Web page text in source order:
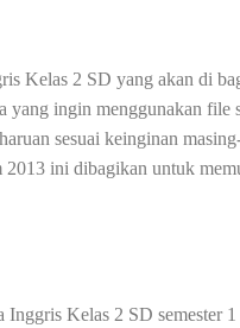
Kelas 2 SD yang akan di
yang ingin menggunakan file
sesuai keinginan
ini dibagikan untuk
Kelas 2 SD semester